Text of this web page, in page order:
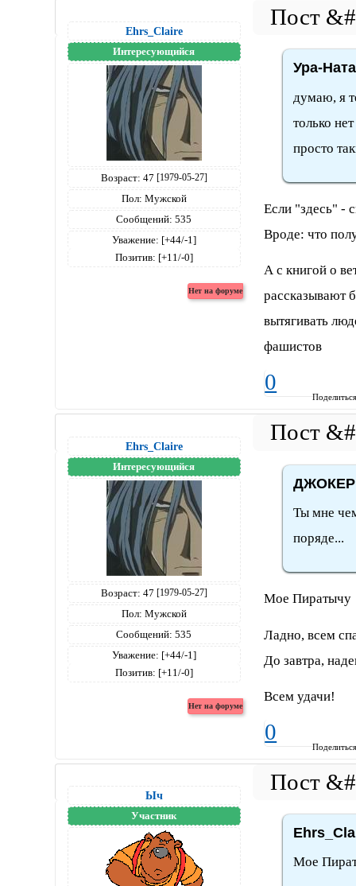
Ehrs_Claire
Интересующийся
Возраст: 47 [1979-05-27]
Пол: Мужской
Сообщений: 535
Уважение: [+44/-1]
Позитив: [+11/-0]
Ура-
думаю, я
только
просто
Если "здесь" -
Вроде: что
А с книгой о
рассказывают
вытягивать
фашистов
0
Ehrs_Claire
Интересующийся
Возраст: 47 [1979-05-27]
Пол: Мужской
Сообщений: 535
Уважение: [+44/-1]
Позитив: [+11/-0]
ДЖОКЕР
Ты мне
поряде...
Мое
Ладно, всем
До завтра,
Всем удачи!
0
Ыч
Участник
Мое